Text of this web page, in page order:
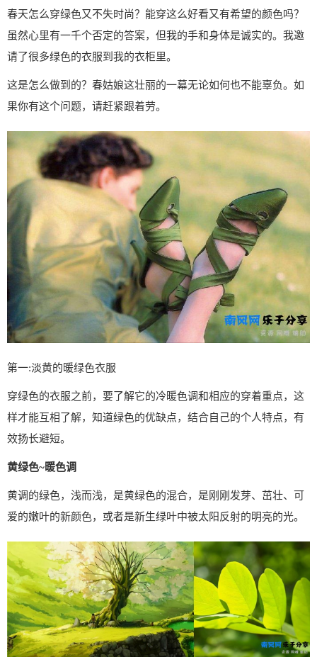
春天怎么穿绿色又不失时尚？能穿这么好看又有希望的颜色吗？
虽然心里有一千个否定的答案，但我的手和身体是诚实的。我邀
请了很多绿色的衣服到我的衣柜里。
这是怎么做到的？春姑娘这壮丽的一幕无论如何也不能辜负。如
果你有这个问题，请赶紧跟着劳。
第一:淡黄的暖绿色衣服
穿绿色的衣服之前，要了解它的冷暖色调和相应的穿着重点，这
样才能互相了解，知道绿色的优缺点，结合自己的个人特点，有
效扬长避短。
黄绿色~暖色调
黄调的绿色，浅而浅，是黄绿色的混合，是刚刚发芽、茁壮、可
爱的嫩叶的新颜色，或者是新生绿叶中被太阳反射的明亮的光。